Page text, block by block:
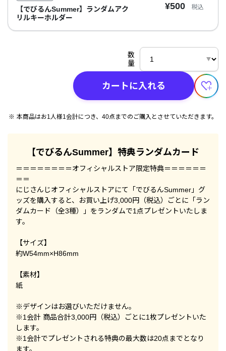
【でびるんSummer】ランダムアク
リルキーホルダー
¥500 税込
数
量
カートに入れる
本商品はお1人様1会計につき、40点までのご購入とさせていただきます。
【でびるんSummer】特典ランダムカード
＝＝＝＝＝＝＝＝オフィシャルストア限定特典＝＝＝＝＝＝
＝＝
にじさんじオフィシャルストアにて「でびるんSummer」グ
ッズを購入すると、お買い上げ3,000円（税込）ごとに「ラン
ダムカード（全3種）」をランダムで1点プレゼントいたしま
す。
【サイズ】
約W54mm×H86mm
【素材】
紙
※デザインはお選びいただけません。
※1会計 商品合計3,000円（税込）ごとに1枚プレゼントいた
します。
※1会計でプレゼントされる特典の最大数は20点までとなり
ます。